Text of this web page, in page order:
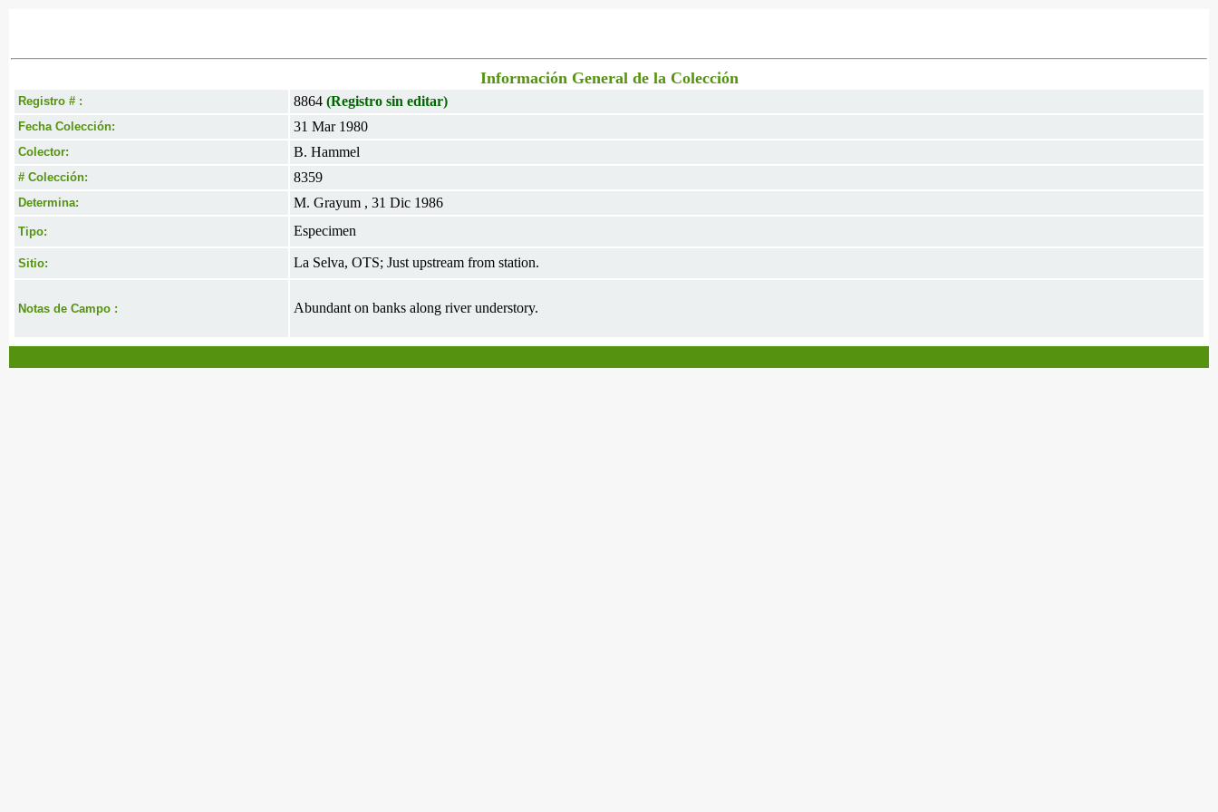
Información General de la Colección
Registro # : 8864 (Registro sin editar)
Fecha Colección: 31 Mar 1980
Colector: B. Hammel
# Colección: 8359
Determina: M. Grayum , 31 Dic 1986
Tipo: Especimen
Sitio: La Selva, OTS; Just upstream from station.
Notas de Campo : Abundant on banks along river understory.